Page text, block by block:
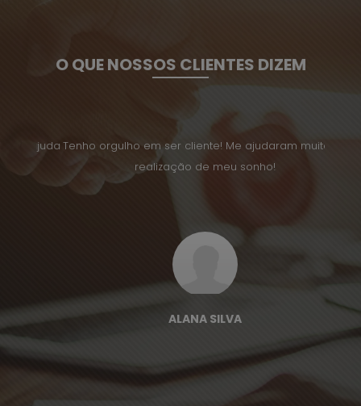
O QUE NOSSOS CLIENTES DIZEM
Tenho orgulho em ser cliente! Me ajudaram muito na
realização de meu sonho!
ALANA SILVA